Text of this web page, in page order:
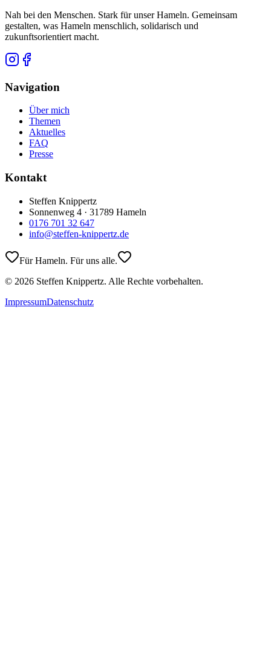
Nah bei den Menschen. Stark für unser Hameln. Gemeinsam
gestalten, was Hameln menschlich, solidarisch und
zukunftsorientiert macht.
Navigation
Über mich
Themen
Aktuelles
FAQ
Presse
Kontakt
Steffen Knippertz
Sonnenweg 4 · 31789 Hameln
0176 701 32 647
info@steffen-knippertz.de
Für Hameln. Für uns alle.
© 2026 Steffen Knippertz. Alle Rechte vorbehalten.
ImpressumDatenschutz